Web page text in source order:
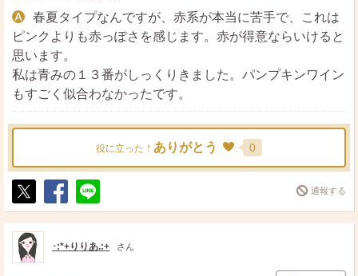
春夏タイプなんですが、赤系が本当に苦手で、これは
ピンクよりも赤っぽさを感じます。赤が得意ならいけると
思います。
私は青みの１３番がしっくりきました。パンプキンワイン
もすごく似合わなかったです。
役に立った！ ありがとう 0
ポ
ス
ト
シ
ェ
送
る
通報する
･:*+りりあ.:+ さん